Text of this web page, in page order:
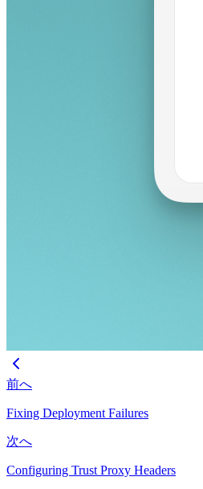
前へ
Fixing Deployment Failures
次へ
Configuring Trust Proxy Headers